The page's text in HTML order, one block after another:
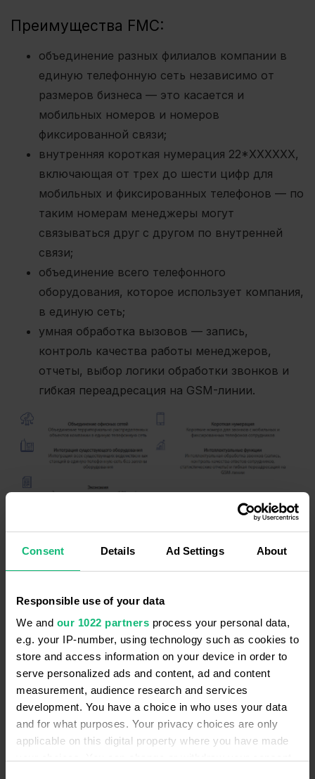
Consent Details Ad Settings About
Responsible use of your data
We and our 1022 partners process your personal data,
e.g. your IP-number, using technology such as cookies to
store and access information on your device in order to
serve personalized ads and content, ad and content
measurement, audience research and services
development. You have a choice in who uses your data
and for what purposes. Your privacy choices are only
applicable on this digital property where you have made
Преимущества FMC:
объединение разных филиалов компании в
единую телефонную сеть независимо от
размеров бизнеса — это касается и
мобильных номеров и номеров
фиксированной связи;
внутренняя короткая нумерация 22*ХХХХХХ,
включающая от трех до шести цифр для
мобильных и фиксированных телефонов — по
таким номерам менеджеры могут
связываться друг с другом по внутренней
связи;
объединение всего телефонного
оборудования, которое использует компания,
в единую сеть;
умная обработка вызовов — запись,
контроль качества работы менеджеров,
отчеты, выбор логики обработки звонков и
гибкая переадресация на GSM-линии.
Также FMC позволяет экономить на звонках
«Услуга FMC помогает компаниям уменьшить
затраты на телефонию. Особенно если менеджеры
компании делают много внутренних вызов со
стационарных телефонов на смартфоны. Размер
экономии зависит от количества подобных